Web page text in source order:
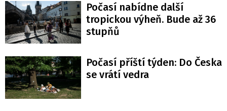
Počasí nabídne další
tropickou výheň. Bude až 36
stupňů
Počasí příští týden: Do Česka
se vrátí vedra